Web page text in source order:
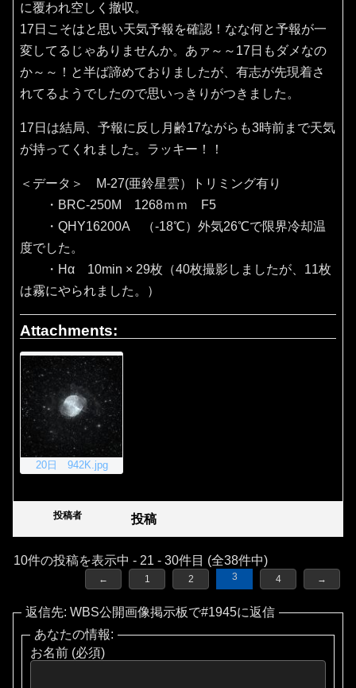
に覆われ空しく撤収。
17日こそはと思い天気予報を確認！なな何と予報が一
変してるじゃありませんか。あァ～～17日もダメなの
か～～！と半ば諦めておりましたが、有志が先現着さ
れてるようでしたので思いっきりがつきました。
17日は結局、予報に反し月齢17ながらも3時前まで天気
が持ってくれました。ラッキー！！
＜データ＞ M-27(亜鈴星雲）トリミング有り
・BRC-250M 1268ｍｍ F5
・QHY16200A （‐18℃）外気26℃で限界冷却温
度でした。
・Hα 10min × 29枚（40枚撮影しましたが、11枚
は霧にやられました。）
Attachments:
20日 942K.jpg
投稿者 投稿
10件の投稿を表示中 - 21 - 30件目 (全38件中)
← 1 2 3 4 →
返信先: WBS公開画像掲示板で#1945に返信
あなたの情報:
お名前 (必須)